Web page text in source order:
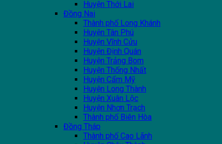
Huyện Thới Lai
Đồng Nai
Thành phố Long Khánh
Huyện Tân Phú
Huyện Vĩnh Cửu
Huyện Định Quán
Huyện Trảng Bom
Huyện Thống Nhất
Huyện Cẩm Mỹ
Huyện Long Thành
Huyện Xuân Lộc
Huyện Nhơn Trạch
Thành phố Biên Hòa
Đồng Tháp
Thành phố Cao Lãnh